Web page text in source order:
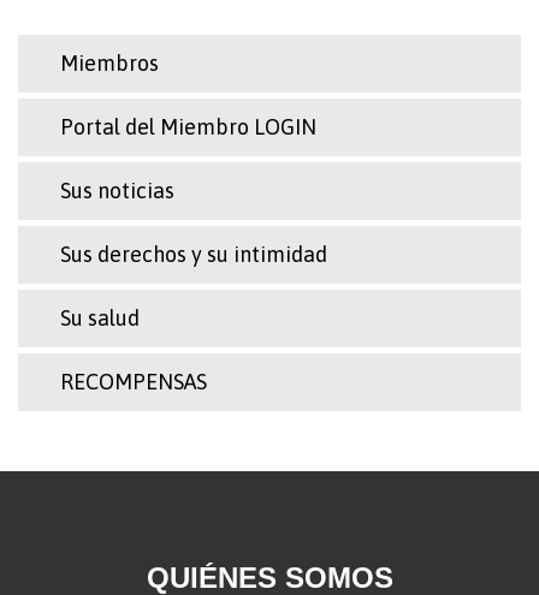
Miembros
Portal del Miembro LOGIN
Sus noticias
Sus derechos y su intimidad
Su salud
RECOMPENSAS
QUIÉNES SOMOS